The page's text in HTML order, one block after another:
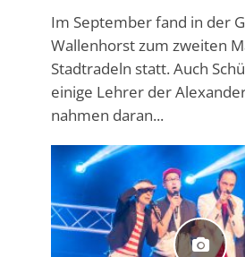
Im September fand in der
Wallenhorst zum zweiten
Stadtradeln statt. Auch
einige Lehrer der
nahmen daran...